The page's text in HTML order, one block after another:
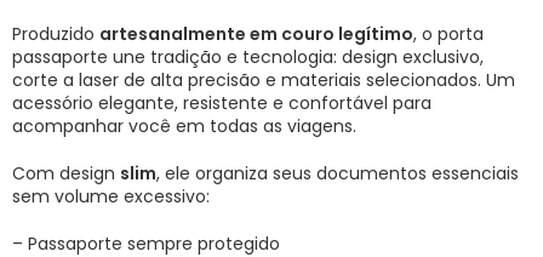
Produzido artesanalmente em couro legítimo, o porta
passaporte une tradição e tecnologia: design exclusivo,
corte a laser de alta precisão e materiais selecionados. Um
acessório elegante, resistente e confortável para
acompanhar você em todas as viagens.
Com design slim, ele organiza seus documentos essenciais
sem volume excessivo:
– Passaporte sempre protegido